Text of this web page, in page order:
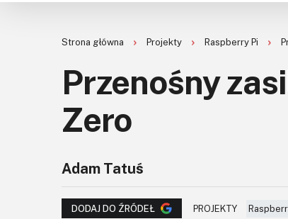
Strona główna Projekty Raspberry Pi
Przenośny
Zero
Adam Tatuś
DODAJ DO ŹRÓDEŁ PROJEKTY